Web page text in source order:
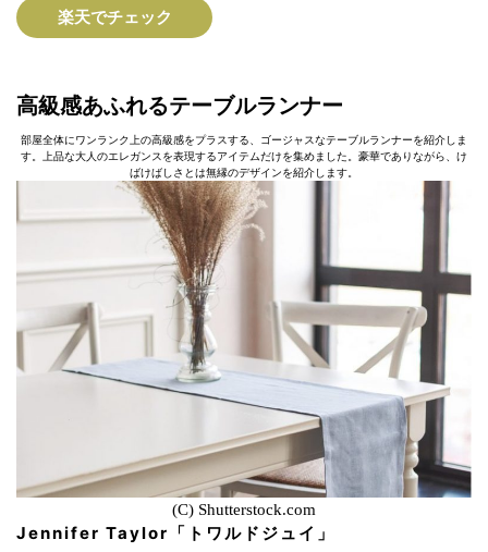
楽天でチェック
高級感あふれるテーブルランナー
部屋全体にワンランク上の高級感をプラスする、ゴージャスなテーブルランナーを紹介しま
す。上品な大人のエレガンスを表現するアイテムだけを集めました。豪華でありながら、け
ばけばしさとは無縁のデザインを紹介します。
(C) Shutterstock.com
Jennifer Taylor「トワルドジュイ」